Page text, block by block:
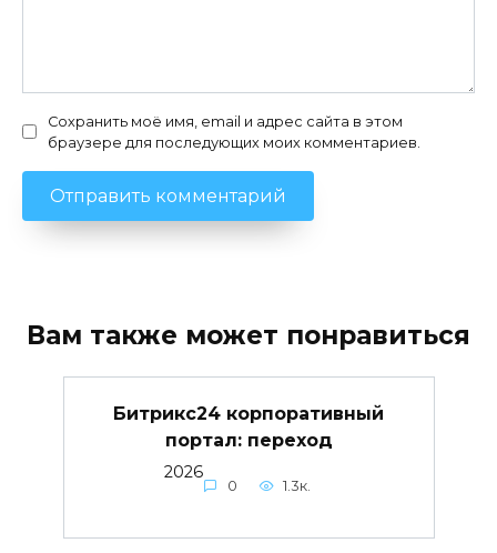
Сохранить моё имя, email и адрес сайта в этом
браузере для последующих моих комментариев.
Вам также может понравиться
Битрикс24 корпоративный
портал: переход
2026
0 1.3к.